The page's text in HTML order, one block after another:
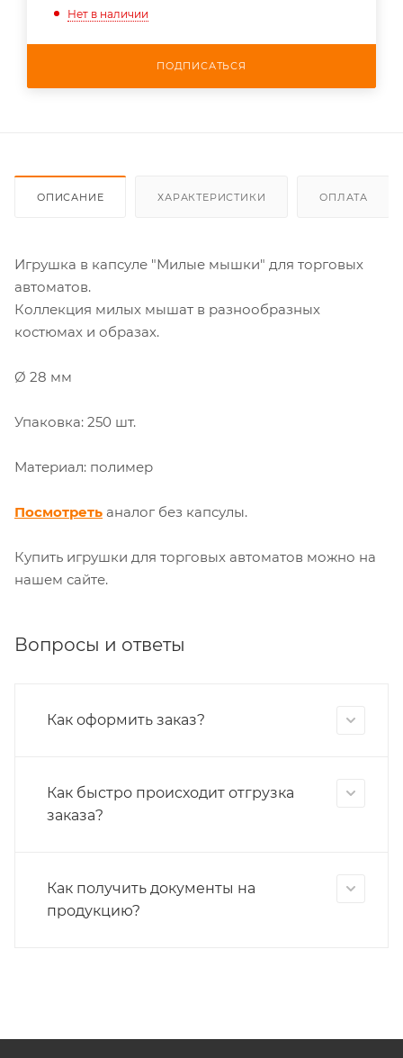
Нет в наличии
ПОДПИСАТЬСЯ
ОПИСАНИЕ ХАРАКТЕРИСТИКИ ОПЛАТА
Игрушка в капсуле "Милые мышки" для торговых
автоматов.
Коллекция милых мышат в разнообразных
костюмах и образах.
Ø 28 мм
Упаковка: 250 шт.
Материал: полимер
Посмотреть аналог без капсулы.
Купить игрушки для торговых автоматов можно на
нашем сайте.
Вопросы и ответы
Как оформить заказ?
Как быстро происходит отгрузка
заказа?
Как получить документы на
продукцию?